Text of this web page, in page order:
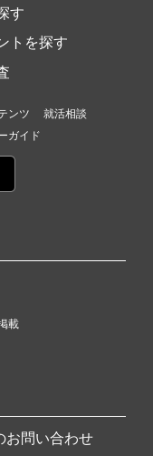
す
トを探す
ンツ
就活相談
ガイド
載
お問い合わせ